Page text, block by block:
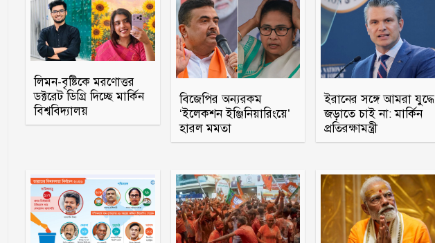
লিমন-বৃষ্টিকে মরণোত্তর
ডক্টরেট ডিগ্রি দিচ্ছে মার্কিন
বিশ্ববিদ্যালয়
বিজেপির অন্যরকম
‌‘ইলেকশন ইঞ্জিনিয়ারিংয়ে’
হারল মমতা
ইরানের সঙ্গে আমরা যুদ্ধে
জড়াতে চাই না: মার্কিন
প্রতিরক্ষামন্ত্রী